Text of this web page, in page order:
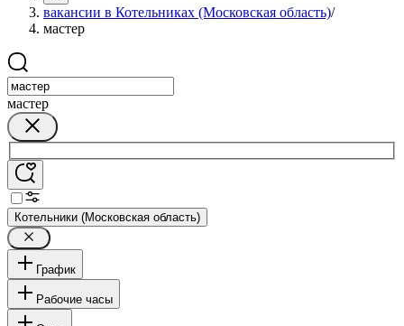
вакансии в Котельниках (Московская область)/
мастер
мастер
Котельники (Московская область)
График
Рабочие часы